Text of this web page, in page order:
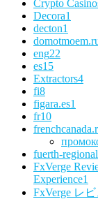
Crypto
Decora1
decton1
eng22
es15
Extractors4
fi8
figara.es1
fr10
fuerth-
FxVerge
Experience1
FxVerge レ